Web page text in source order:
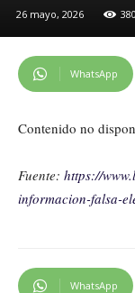
26 mayo, 2026 380
WhatsApp
Contenido no
Fuente: https://
informacion-falsa-
WhatsApp